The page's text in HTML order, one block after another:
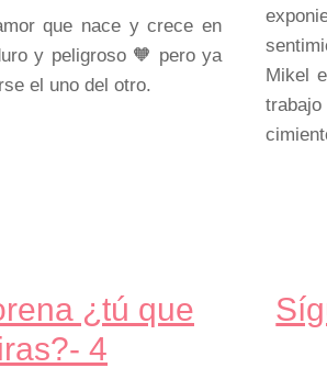
que nace y crece en
y peligroso 🧡 pero ya
el uno del otro.
Mikel
¿tú que
4